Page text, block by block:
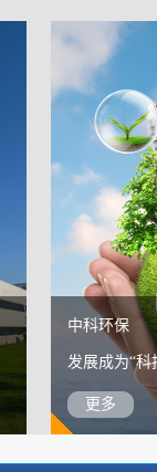
中科环保
发展成为“科
更多